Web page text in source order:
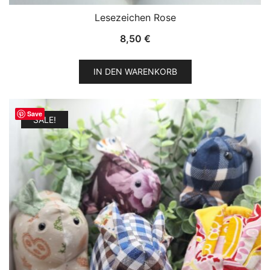
Lesezeichen Rose
8,50 €
IN DEN WARENKORB
Save
SALE!